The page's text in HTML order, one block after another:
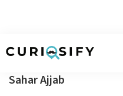
contenido
pie
singulares
Sahar Ajjab